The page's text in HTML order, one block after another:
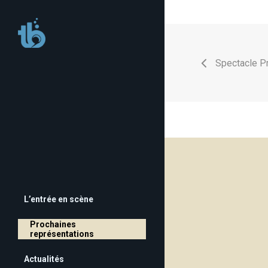
L’entrée en scène
Prochaines
représentations
Actualités
Spectacle